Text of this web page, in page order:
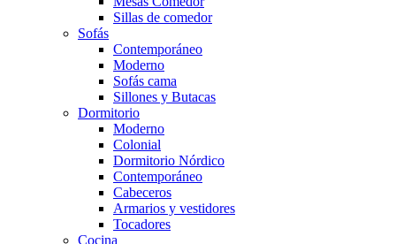
Sillas de comedor
Sofás
Contemporáneo
Moderno
Sofás cama
Sillones y Butacas
Dormitorio
Moderno
Colonial
Dormitorio Nórdico
Contemporáneo
Cabeceros
Armarios y vestidores
Tocadores
Cocina